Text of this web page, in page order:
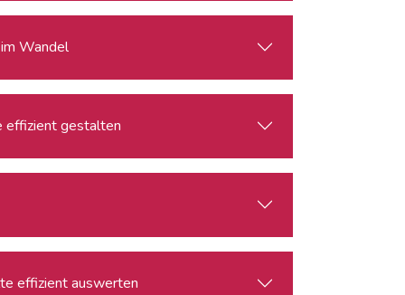
Wandel
effizient gestalten
effizient auswerten